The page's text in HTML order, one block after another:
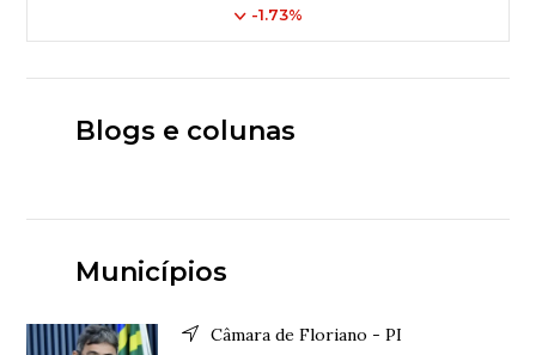
-1.73%
Blogs e colunas
Municípios
Câmara de Floriano - PI